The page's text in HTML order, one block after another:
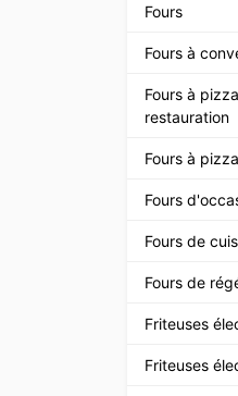
Fours
Fours à
Fours à
restauration
Fours à
Fours
Fours de
Fours de
Friteuses
Friteuses